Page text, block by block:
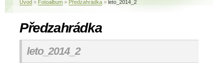
Úvod » Fotoalbum » Předzahrádka » leto_2014_2
Předzahrádka
leto_2014_2